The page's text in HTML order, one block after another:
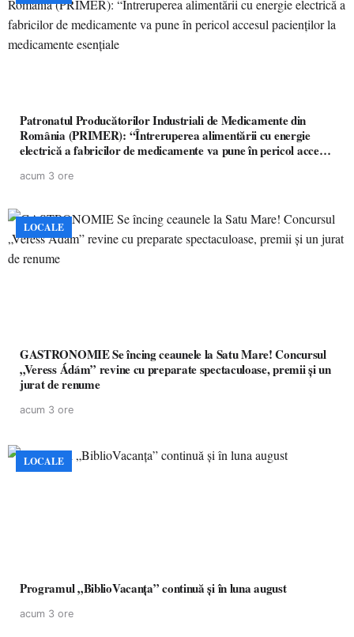
Patronatul Producătorilor Industriali de Medicamente din
România (PRIMER): “Întreruperea alimentării cu energie
electrică a fabricilor de medicamente va pune în pericol accesul
acum 3 ore
LOCALE
GASTRONOMIE Se încing ceaunele la Satu Mare! Concursul
„Veress Ádám” revine cu preparate spectaculoase, premii și un
jurat de renume
acum 3 ore
LOCALE
Programul „BiblioVacanța” continuă și în luna august
acum 3 ore